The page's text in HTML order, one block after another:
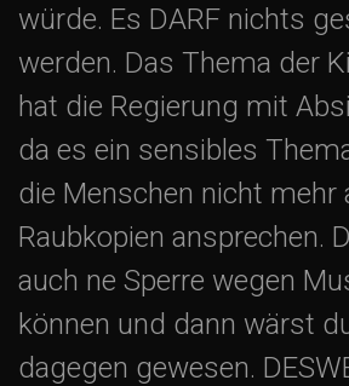
würde. Es DARF nichts
werden. Das Thema der
hat die Regierung mit
da es ein sensibles
die Menschen nicht mehr
Raubkopien ansprechen.
auch ne Sperre wegen
können und dann wärst
dagegen gewesen.